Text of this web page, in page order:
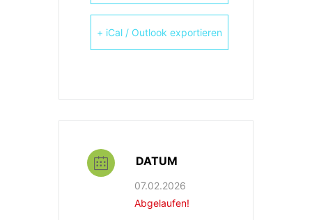
+ iCal / Outlook exportieren
DATUM
07.02.2026
Abgelaufen!